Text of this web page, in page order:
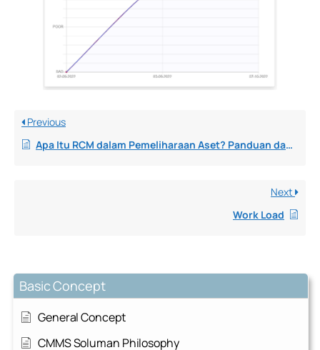
Basic Concept
General Concept
CMMS Soluman Philosophy
Previous
Apa Itu RCM dalam Pemeliharaan Aset? Panduan dan Manfaat RCM dalam CMMS
Next
Work Load